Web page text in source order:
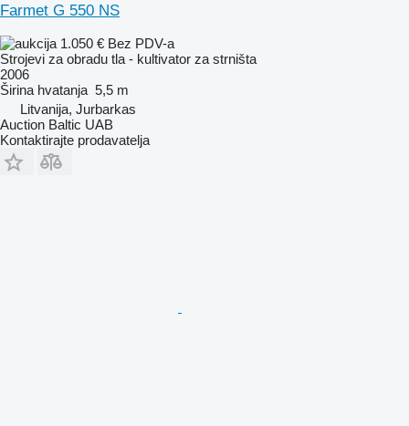
Farmet G 550 NS
1.050 € Bez PDV-a
Strojevi za obradu tla - kultivator za strništa
2006
Širina hvatanja 5,5 m
Litvanija, Jurbarkas
Auction Baltic UAB
Kontaktirajte prodavatelja